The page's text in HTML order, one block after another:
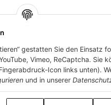
gestatten Sie den Einsatz
Vimeo, ReCaptcha. Sie
Icon links unten).
und in unserer